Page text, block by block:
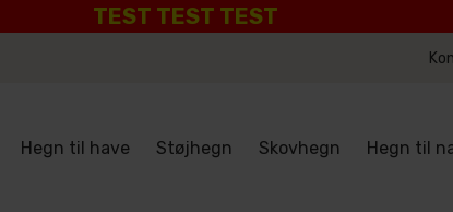
TEST TEST TEST
Hegn til have Støjhegn Skovhegn Hegn til